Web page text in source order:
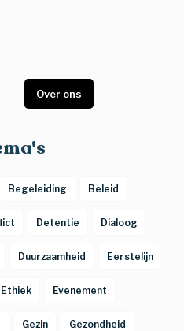
Begeleiding Beleid
Detentie Dialoog
Duurzaamheid Eerstelijn
Ethiek Evenement
Gezin Gezondheid
Over ons